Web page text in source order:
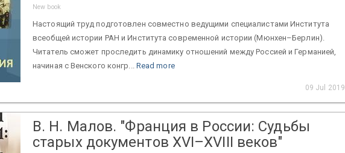
New book
Настоящий труд подготовлен совместно ведущими специалистами Института
всеобщей истории РАН и Института современной истории (Мюнхен–Берлин).
Читатель сможет проследить динамику отношений между Россией и Германией,
начиная с Венского конгр... Read more
09 Jul 2019
В. Н. Малов. "Франция в России: Судьбы
старых документов XVI–XVIII веков"